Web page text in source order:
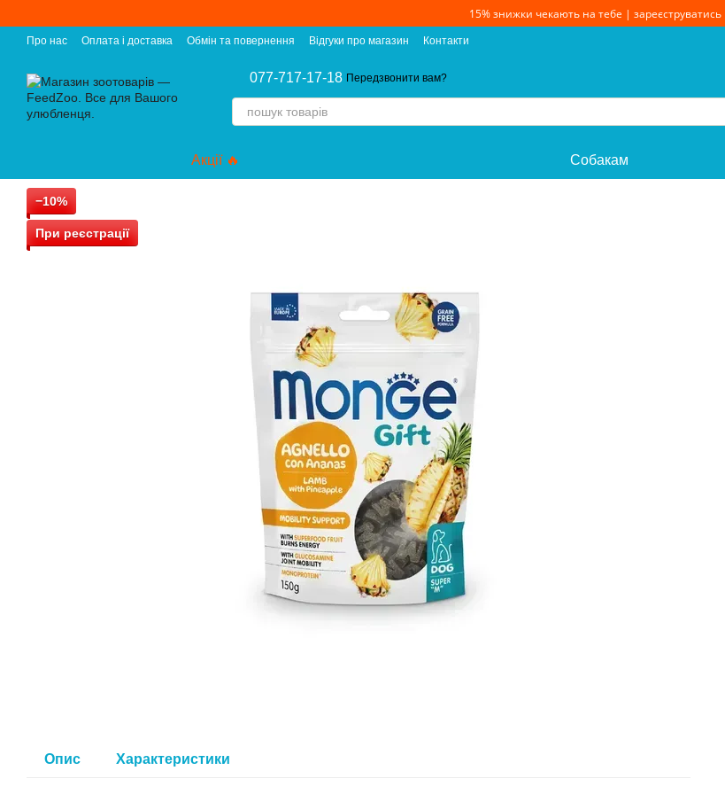
15% знижки чекають на тебе | зареєструватись
Про нас Оплата і доставка Обмін та повернення Відгуки про магазин Контакти
077-717-17-18 Передзвонити вам?
Акції 🔥 Собакам
−10%
При реєстрації
Опис Характеристики